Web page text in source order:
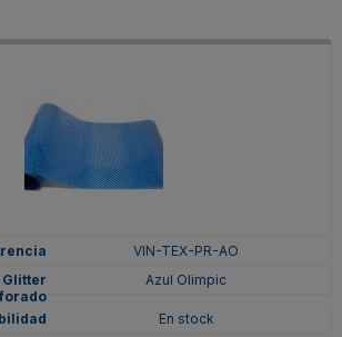
VIN-TEX-PR-AO
Azul Olimpic
En stock